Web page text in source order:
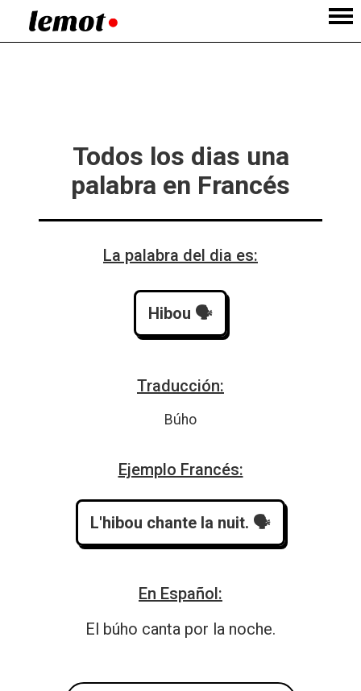
Todos los dias una
palabra en Francés
La palabra del dia es:
Hibou 🗣️
Traducción:
Búho
Ejemplo Francés:
L'hibou chante la nuit. 🗣️
En Español:
El búho canta por la noche.